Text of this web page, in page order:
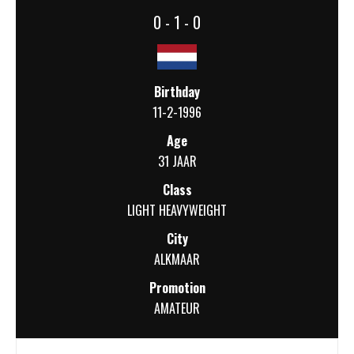
0 - 1 - 0
Birthday
11-2-1996
Age
31 JAAR
Class
LIGHT HEAVYWEIGHT
City
ALKMAAR
Promotion
AMATEUR